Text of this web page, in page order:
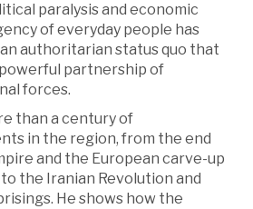
paralysis and economic
of everyday people has
authoritarian status quo that
partnership of
forces.
than a century of
in the region, from the end
and the European carve-up
the Iranian Revolution and
He shows how the